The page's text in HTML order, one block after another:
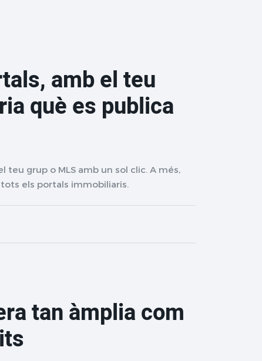
amb el teu
què es publica
grup o MLS amb un sol clic. A més,
els portals immobiliaris.
tan àmplia com